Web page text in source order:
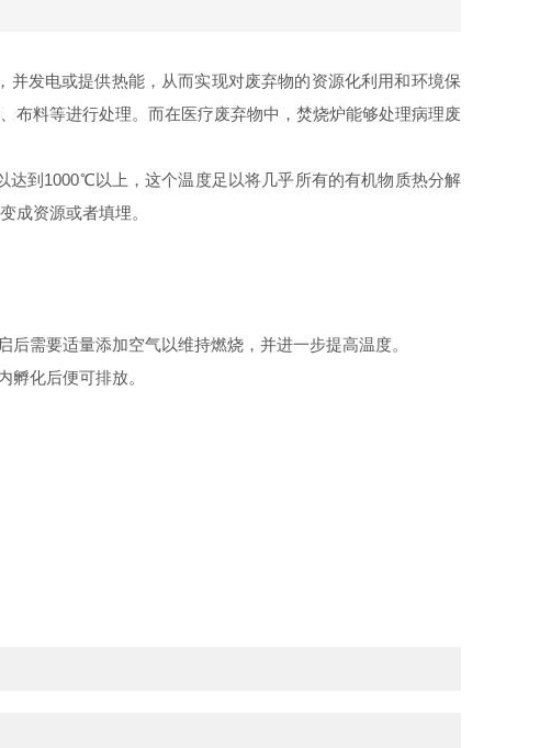
发电或提供热能，从而实现对废弃物的资源化利用和环境保
布料等进行处理。而在医疗废弃物中，焚烧炉能够处理病理废
到1000℃以上，这个温度足以将几乎所有的有机物质热分解
成资源或者填埋。
需要适量添加空气以维持燃烧，并进一步提高温度。
化后便可排放。